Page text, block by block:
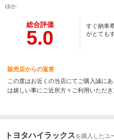
ゆか
総合評価
5.0
すぐ納車
がとても
販売店からの返答
この度はお近くの当店にてご購入誠に
は嬉しい事にご近所方々ご利用いただ
トヨタハイラックスを購入したユ